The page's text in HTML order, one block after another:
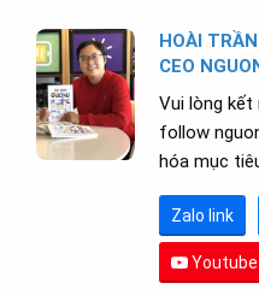
HOÀI TRẦN
CEO
Vui lòng kết
follow
hóa mục
Zalo link
Youtube